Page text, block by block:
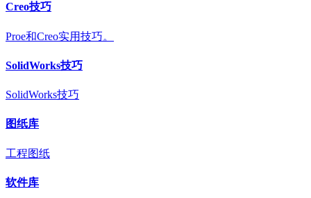
Creo技巧
Proe和Creo实用技巧。
SolidWorks技巧
SolidWorks技巧
图纸库
工程图纸
软件库